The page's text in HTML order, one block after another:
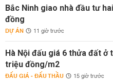
Bắc Ninh giao nhà đầu tư
đồng
DỰ ÁN 11 giờ trước
Hà Nội đấu giá 6 thửa đất ở
triệu đồng/m2
ĐẤU GIÁ - ĐẤU THẦU 15 giờ trước